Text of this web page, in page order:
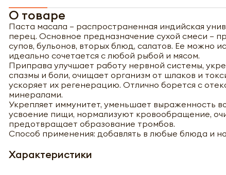
О товаре
Паста масала – распространенная индийская
перец. Основное предназначение сухой смеси –
супов, бульонов, вторых блюд, салатов. Ее можно
идеально сочетается с любой рыбой и мясом.
Приправа улучшает работу нервной системы,
спазмы и боли, очищает организм от шлаков и
ускоряет их регенерацию. Отлично борется с
минералами.
Укрепляет иммунитет, уменьшает выраженность
усвоение пищи, нормализуют кровообращение,
предотвращает образование тромбов.
Способ применения: добавлять в любые блюда и
Характеристики